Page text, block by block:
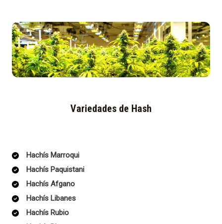
Variedades de Hash
Hachís Marroqui
Hachís Paquistani
Hachís Afgano
Hachís Libanes
Hachís Rubio